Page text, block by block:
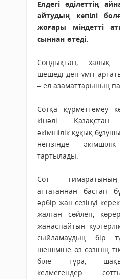
Елдегі әділеттің
айтудың кепілі
жоғары міндетті
сыннан өтеді.
Сондықтан, халық
шешеді деп үміт
– ел азаматтарының
Сотқа құрметтемеу
кінәлі Қазақстан
әкімшілік құқық
негізінде
тартылады.
Сот
аттағаннан бастап
әрбір жан сезінуі
жалған сөйлеп,
жанаспайтын
сыйламаудың бір
шешіміне өз сөзінің
біле тұра,
келмегендер